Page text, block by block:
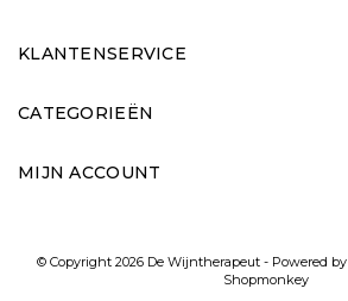
KLANTENSERVICE
CATEGORIEËN
MIJN ACCOUNT
© Copyright 2026 De Wijntherapeut - Powered by
Shopmonkey